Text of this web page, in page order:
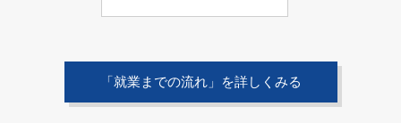
「就業までの流れ」を詳しくみる